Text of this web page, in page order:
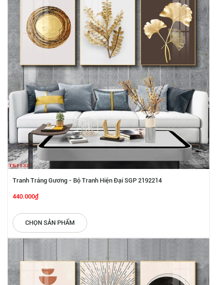
Tranh Tráng Gương - Bộ Tranh Hiện Đại SGP 2192214
440.000₫
CHỌN SẢN PHẨM